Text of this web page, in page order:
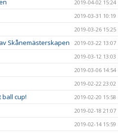
2019-04-02 15:24
2019-03-31 10:19
2019-03-26 15:25
Skånemästerskapen 2019-03-22 13:07
2019-03-12 13:03
2019-03-06 14:54
2019-02-22 23:02
cup! 2019-02-20 15:58
2019-02-18 21:07
2019-02-14 15:59